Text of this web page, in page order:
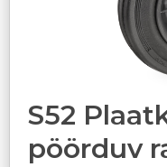
S52
pöörduv